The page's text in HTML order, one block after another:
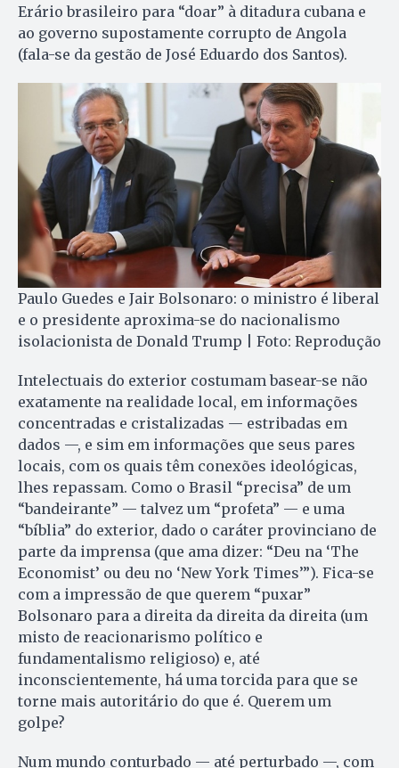
Erário brasileiro para “doar” à ditadura cubana e
ao governo supostamente corrupto de Angola
(fala-se da gestão de José Eduardo dos Santos).
Paulo Guedes e Jair Bolsonaro: o ministro é liberal
e o presidente aproxima-se do nacionalismo
isolacionista de Donald Trump | Foto: Reprodução
Intelectuais do exterior costumam basear-se não
exatamente na realidade local, em informações
concentradas e cristalizadas — estribadas em
dados —, e sim em informações que seus pares
locais, com os quais têm conexões ideológicas,
lhes repassam. Como o Brasil “precisa” de um
“bandeirante” — talvez um “profeta” — e uma
“bíblia” do exterior, dado o caráter provinciano de
parte da imprensa (que ama dizer: “Deu na ‘The
Economist’ ou deu no ‘New York Times’”). Fica-se
com a impressão de que querem “puxar”
Bolsonaro para a direita da direita da direita (um
misto de reacionarismo político e
fundamentalismo religioso) e, até
inconscientemente, há uma torcida para que se
torne mais autoritário do que é. Querem um
golpe?
Num mundo conturbado — até perturbado —, com